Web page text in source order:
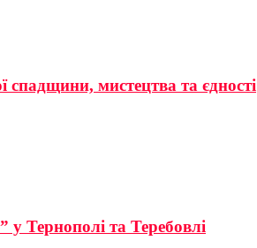
спадщини, мистецтва та єдності
Тернополі та Теребовлі